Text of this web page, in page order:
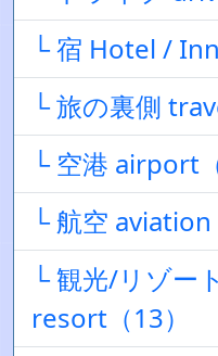
└ 宿 Hotel / Inn
└ 旅の裏側
└ 空港 airport
└ 航空 aviation
└ 観光/リゾー
resort（13）